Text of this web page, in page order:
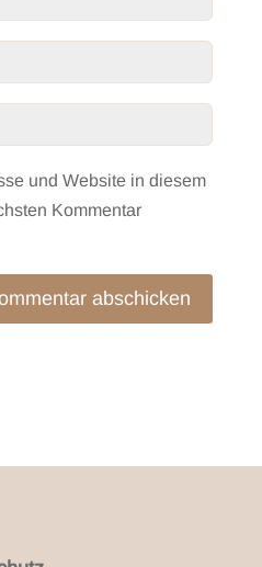
und Website in diesem
Kommentar
abschicken